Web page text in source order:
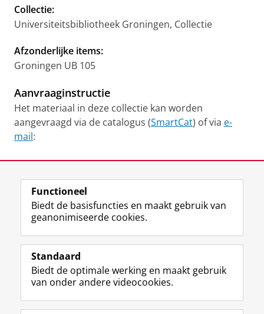
Collectie:
Universiteitsbibliotheek Groningen, Collectie
Afzonderlijke items:
Groningen UB 105
Aanvraaginstructie
Het materiaal in deze collectie kan worden
aangevraagd via de catalogus (SmartCat) of via e-
mail:
View this page in:English
Volg ons op
M
a
t
o
o
I
n
t
r
De UB voor medewerkers
Functioneel
Biedt de basisfuncties en maakt gebruik van
geanonimiseerde cookies.
Standaard
Biedt de optimale werking en maakt gebruik
van onder andere videocookies.